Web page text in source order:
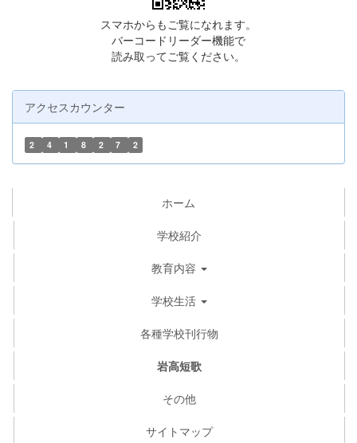
スマホからもご覧になれます。
バーコードリーダー機能で
読み取ってご覧ください。
アクセスカウンター
2 4 1 8 2 7 2
ホーム
学校紹介
教育内容
学校生活
各種学校刊行物
岩高短歌
その他
サイトマップ